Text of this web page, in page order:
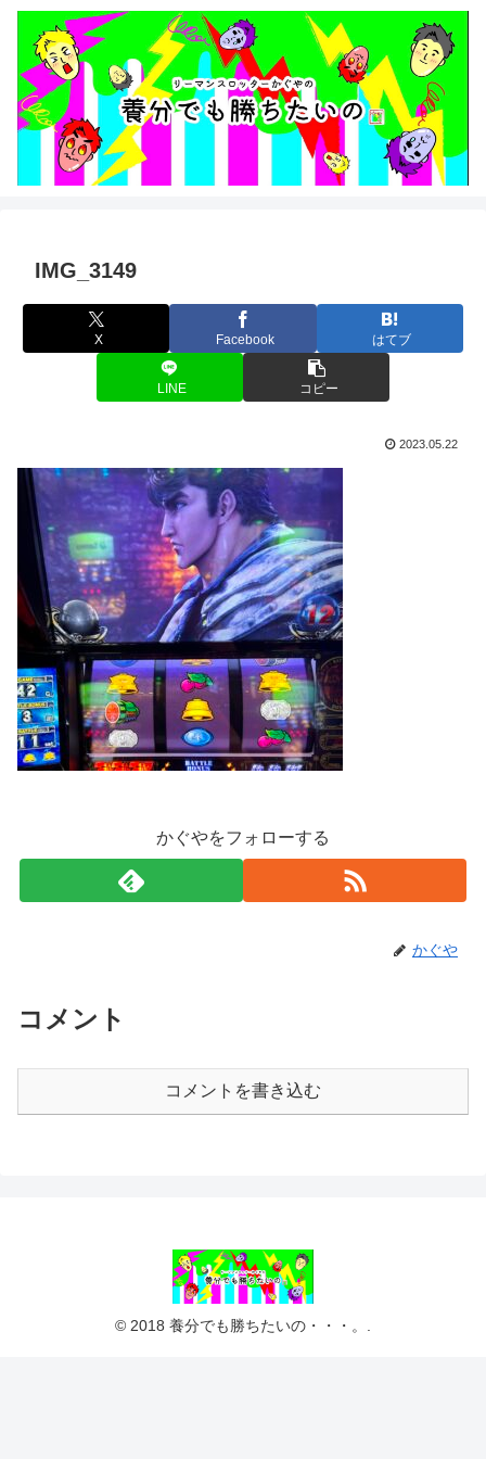
IMG_3149
X Facebook はてブ
LINE コピー
2023.05.22
かぐやをフォローする
かぐや
コメント
コメントを書き込む
© 2018 養分でも勝ちたいの・・・。.